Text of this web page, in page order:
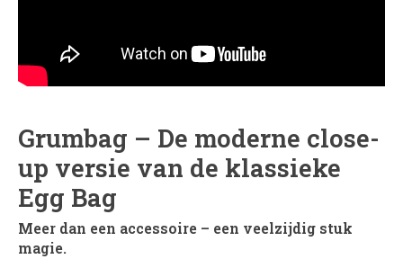
Grumbag – De moderne close-
up versie van de klassieke
Egg Bag
Meer dan een accessoire – een veelzijdig stuk
magie.